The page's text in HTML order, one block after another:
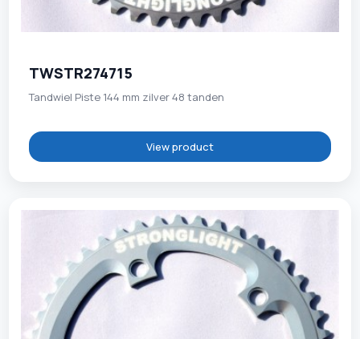
TWSTR274715
Tandwiel Piste 144 mm zilver 48 tanden
View product